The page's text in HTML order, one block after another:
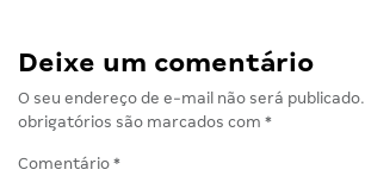
Deixe um comentário
O seu endereço de e-mail não será publicado.
obrigatórios são marcados com *
Comentário *